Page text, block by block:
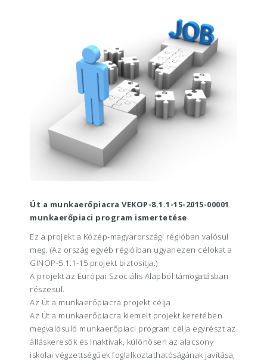
Út a munkaerőpiacra VEKOP-8.1.1-15-2015-00001
munkaerőpiaci program ismertetése
Ez a projekt a Közép-magyarországi régióban valósul
meg. (Az ország egyéb régióiban ugyanezen célokat a
GINOP-5.1.1-15 projekt biztosítja.)
A projekt az Európai Szociális Alapból támogatásban
részesül.
Az Út a munkaerőpiacra projekt célja
Az Út a munkaerőpiacra kiemelt projekt keretében
megvalósuló munkaerőpiaci program célja egyrészt az
álláskeresők és inaktívak, különösen az alacsony
iskolai végzettségűek foglalkoztathatóságának javítása,